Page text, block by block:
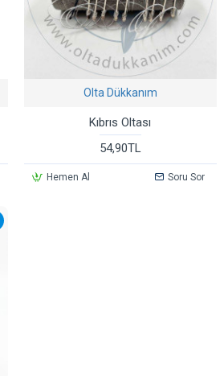
Olta Dükkanım
Kıbrıs Oltası
54,90TL
Hemen Al Soru Sor